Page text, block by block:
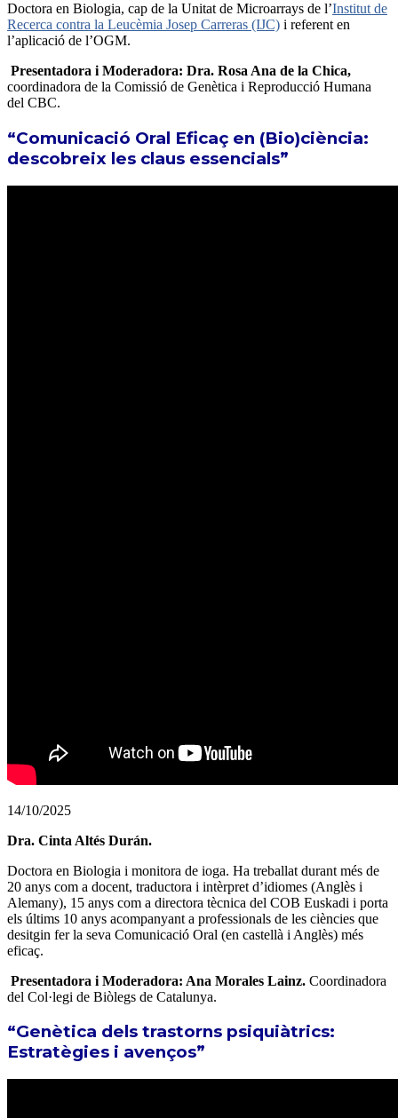
Doctora en Biologia, cap de la Unitat de Microarrays de l’Institut de
Recerca contra la Leucèmia Josep Carreras (IJC) i referent en
l’aplicació de l’OGM.
Presentadora i Moderadora: Dra. Rosa Ana de la Chica,
coordinadora de la Comissió de Genètica i Reproducció Humana
del CBC.
“Comunicació Oral Eficaç en (Bio)ciència:
descobreix les claus essencials”
14/10/2025
Dra. Cinta Altés Durán.
Doctora en Biologia i monitora de ioga. Ha treballat durant més de
20 anys com a docent, traductora i intèrpret d’idiomes (Anglès i
Alemany), 15 anys com a directora tècnica del COB Euskadi i porta
els últims 10 anys acompanyant a professionals de les ciències que
desitgin fer la seva Comunicació Oral (en castellà i Anglès) més
eficaç.
Presentadora i Moderadora: Ana Morales Lainz. Coordinadora
del Col·legi de Biòlegs de Catalunya.
“Genètica dels trastorns psiquiàtrics:
Estratègies i avenços”